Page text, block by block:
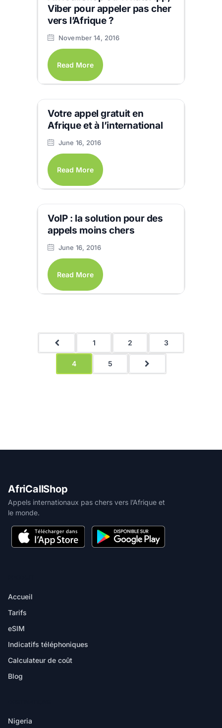
Viber pour appeler pas cher
vers l’Afrique ?
November 14, 2016
Read More
Votre appel gratuit en
Afrique et à l’international
June 16, 2016
Read More
VoIP : la solution pour des
appels moins chers
June 16, 2016
Read More
1 2 3
4 5
AfriCallShop
Appels internationaux pas chers vers l’Afrique et
le monde.
Accueil
Tarifs
eSIM
Indicatifs téléphoniques
Calculateur de coût
Blog
Nigeria